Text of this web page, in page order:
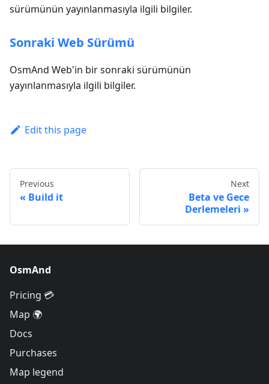
sürümünün yayınlanmasıyla ilgili bilgiler.
Sonraki Web Sürümü
OsmAnd Web'in bir sonraki sürümünün
yayınlanmasıyla ilgili bilgiler.
Edit this page
Previous
Build it
Next
Beta ve Gece
Derlemeleri
OsmAnd
Pricing 💳
Map 🌍
Docs
Purchases
Map legend